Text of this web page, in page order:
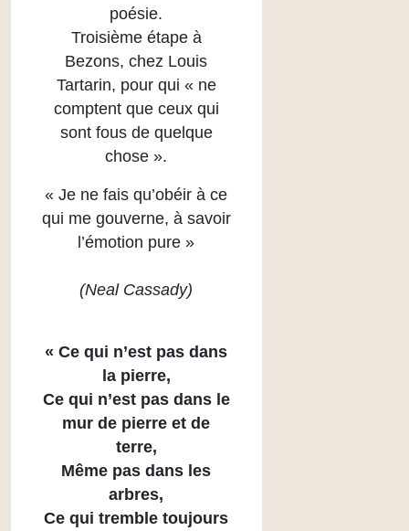
poésie.
Troisième étape à
Bezons, chez Louis
Tartarin, pour qui « ne
comptent que ceux qui
sont fous de quelque
chose ».
« Je ne fais qu’obéir à ce
qui me gouverne, à savoir
l’émotion pure »
(Neal Cassady)
« Ce qui n’est pas dans
la pierre,
Ce qui n’est pas dans le
mur de pierre et de
terre,
Même pas dans les
arbres,
Ce qui tremble toujours